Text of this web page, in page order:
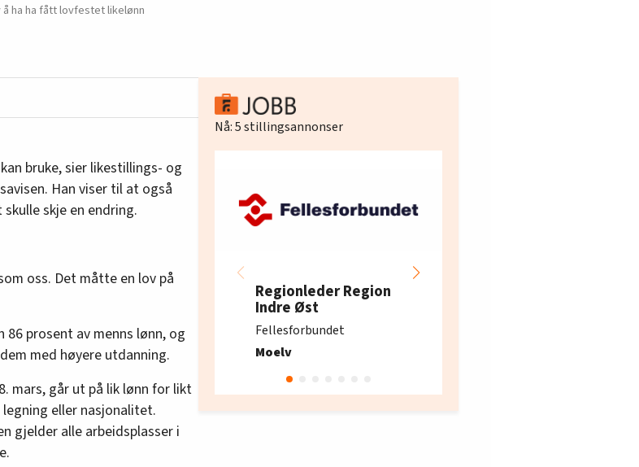
ha ha fått lovfestet likelønn
bruke, sier likestillings- og
Han viser til at også
skje en endring.
oss. Det måtte en lov på
prosent av menns lønn, og
med høyere utdanning.
mars, går ut på lik lønn for likt
eller nasjonalitet.
gjelder alle arbeidsplasser i
Nå:5stillingsannonser
Regionleder Region
Indre Øst
Fellesforbundet
Moelv